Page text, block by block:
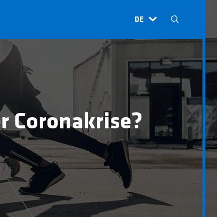
DE H N
Coronakrise?